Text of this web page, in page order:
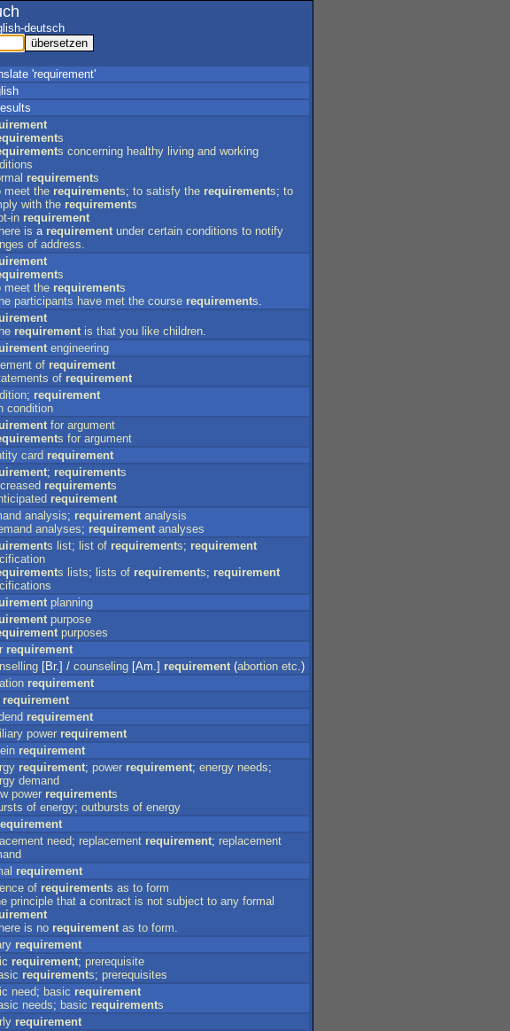
deutsch
'requirement'
s
s concerning healthy living and working
requirements
meet the requirements; to satisfy the requirements; to
with the requirements
in requirement
is a requirement under certain conditions to notify
of address.
s
meet the requirements
participants have met the course requirements.
requirement is that you like children.
engineering
of requirement
of requirement
; requirement
condition
for argument
s for argument
card requirement
; requirements
requirements
requirement
analysis; requirement analysis
analyses; requirement analyses
s list; list of requirements; requirement
s lists; lists of requirements; requirement
planning
purpose
purposes
requirement
[Br.] / counseling [Am.] requirement (abortion etc.)
requirement
requirement
requirement
power requirement
requirement
requirement; power requirement; energy needs;
demand
power requirements
of energy; outbursts of energy
need; replacement requirement; replacement
requirement
of requirements as to form
principle that a contract is not subject to any formal
is no requirement as to form.
requirement
requirement; prerequisite
requirements; prerequisites
need; basic requirement
needs; basic requirements
requirement